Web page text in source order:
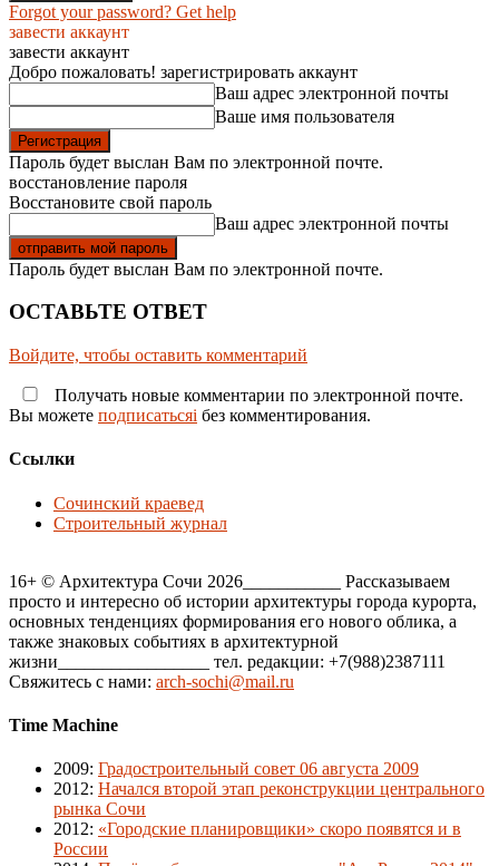
Forgot your password? Get help
завести аккаунт
завести аккаунт
Добро пожаловать! зарегистрировать аккаунт
Ваш адрес электронной почты
Ваше имя пользователя
Пароль будет выслан Вам по электронной почте.
восстановление пароля
Восстановите свой пароль
Ваш адрес электронной почты
Пароль будет выслан Вам по электронной почте.
ОСТАВЬТЕ ОТВЕТ
Войдите, чтобы оставить комментарий
Получать новые комментарии по электронной почте.
Вы можете подписатьсяi без комментирования.
Ссылки
Сочинский краевед
Строительный журнал
16+ © Архитектура Сочи 2026___________ Рассказываем
просто и интересно об истории архитектуры города курорта,
основных тенденциях формирования его нового облика, а
также знаковых событиях в архитектурной
жизни_________________ тел. редакции: +7(988)2387111
Свяжитесь с нами: arch-sochi@mail.ru
Time Machine
2009: Градостроительный совет 06 августа 2009
2012: Начался второй этап реконструкции центрального
рынка Сочи
2012: «Городские планировщики» скоро появятся и в
России